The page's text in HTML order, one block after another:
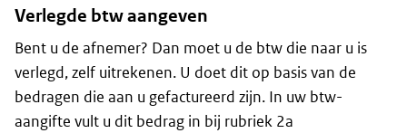
Verlegde btw aangeven
Bent u de afnemer? Dan moet u de btw die naar u is
verlegd, zelf uitrekenen. U doet dit op basis van de
bedragen die aan u gefactureerd zijn. In uw btw-
aangifte vult u dit bedrag in bij rubriek 2a